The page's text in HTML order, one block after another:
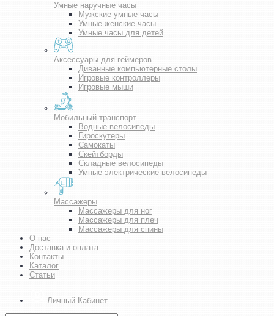
Умные наручные часы
Мужские умные часы
Умные женские часы
Умные часы для детей
Аксессуары для геймеров
Диванные компьютерные столы
Игровые контроллеры
Игровые мыши
Мобильный транспорт
Водные велосипеды
Гироскутеры
Самокаты
Скейтборды
Складные велосипеды
Умные электрические велосипеды
Массажеры
Массажеры для ног
Массажеры для плеч
Массажеры для спины
О нас
Доставка и оплата
Контакты
Каталог
Статьи
Личный Кабинет